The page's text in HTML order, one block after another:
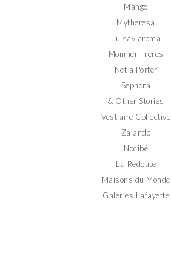
Mango
Mytheresa
Luisaviaroma
Monnier Frères
Net a Porter
Sephora
& Other Stories
Vestiaire Collective
Zalando
Nocibé
La Redoute
Maisons du Monde
Galeries Lafayette